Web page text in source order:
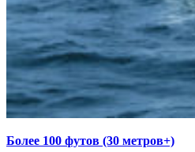
Более 100 футов (30 метров+)